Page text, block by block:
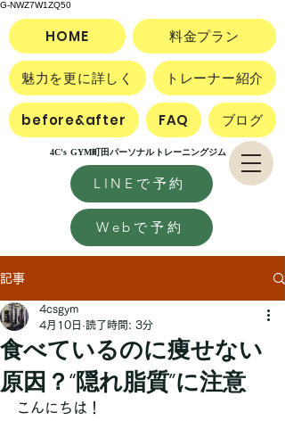
G-NWZ7W1ZQ50
LINEで予約
Webで予約
4C's GYM町田パーソナルトレーニングジム
HOME 料金プラン
魅力を更に詳しく トレーナー紹介
before&after FAQ ブログ
記事
食べているのに痩せない
原因？“隠れ脂質”に注意
4csgym
4月10日 読了時間: 3分
こんにちは！